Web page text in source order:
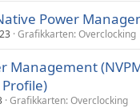
Power
Grafikkarten: Overclocking
Management
Profile)
Grafikkarten: Overclocking